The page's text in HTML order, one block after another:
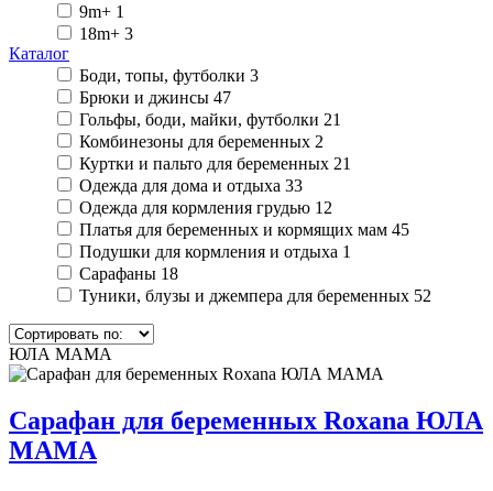
9m+ 1
18m+ 3
Каталог
Боди, топы, футболки 3
Брюки и джинсы 47
Гольфы, боди, майки, футболки 21
Комбинезоны для беременных 2
Куртки и пальто для беременных 21
Одежда для дома и отдыха 33
Одежда для кормления грудью 12
Платья для беременных и кормящих мам 45
Подушки для кормления и отдыха 1
Сарафаны 18
Туники, блузы и джемпера для беременных 52
ЮЛА МАМА
Сарафан для беременных Roxana ЮЛА
МАМА